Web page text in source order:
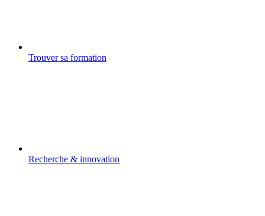
Trouver sa formation
Recherche & innovation